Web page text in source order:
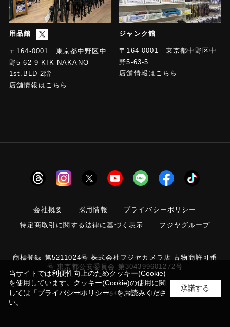
用品館
〒164-0001 東京都中野区中
野5-62-9 KIK NAKANO
1st.BLD 2階
店舗情報はこちら
ジャンク館
〒164-0001 東京都中野区中
野5-63-5
店舗情報はこちら
会社概要 採用情報
プライバシーポリシー
特定商取引に関する法律に基づく表示
フジヤグループ
商標登録 第5211024号 株式会社フジヤカメラ店 古物商許可番
号 東京都公安委員会 第304399601272号
© 2006 FUJIYACAMERA SHOP
当サイトでは利便性向上のためクッキー(Cookie)
を使用しています。クッキー(Cookie)の使用に関
しては 「プライバシーポリシー」をお読みくださ
い。
承諾する